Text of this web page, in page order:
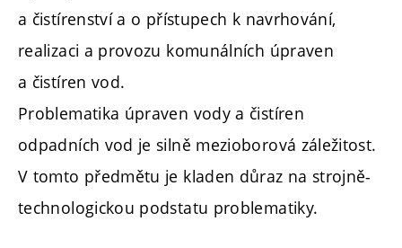
a čistírenství a o přístupech k navrhování,
realizaci a provozu komunálních úpraven
a čistíren vod.
Problematika úpraven vody a čistíren
odpadních vod je silně mezioborová záležitost.
V tomto předmětu je kladen důraz na strojně-
technologickou podstatu problematiky.